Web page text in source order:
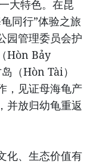
大特色。在昆
同行”体验之旅
园管理委员会护
Hòn Bảy
（Hòn Tài）
，见证母海龟产
并放归幼龟重返
化、生态价值有